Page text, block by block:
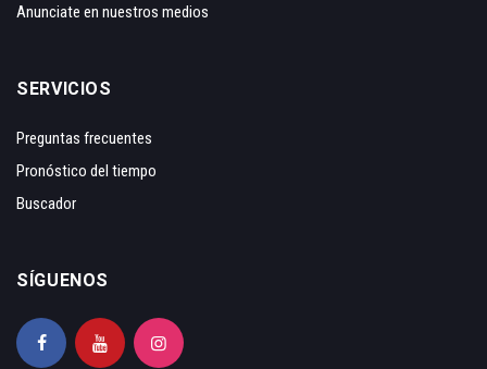
Anunciate en nuestros medios
SERVICIOS
Preguntas frecuentes
Pronóstico del tiempo
Buscador
SÍGUENOS